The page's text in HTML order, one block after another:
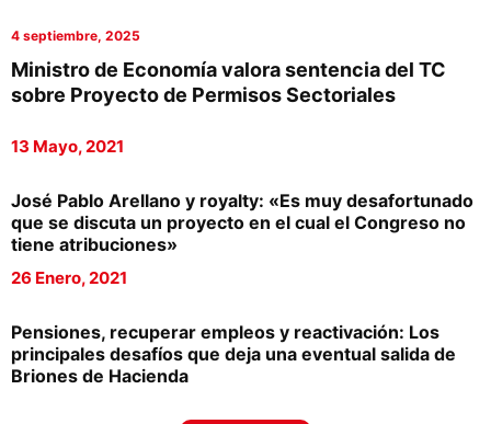
Minerí­a Subterránea
Proveedores
Designaciones
Siguenos
4 septiembre, 2025
Ministro de Economía valora sentencia del TC
sobre Proyecto de Permisos Sectoriales
13 Mayo, 2021
José Pablo Arellano y royalty: «Es muy desafortunado
que se discuta un proyecto en el cual el Congreso no
tiene atribuciones»
26 Enero, 2021
Pensiones, recuperar empleos y reactivación: Los
principales desafíos que deja una eventual salida de
Briones de Hacienda